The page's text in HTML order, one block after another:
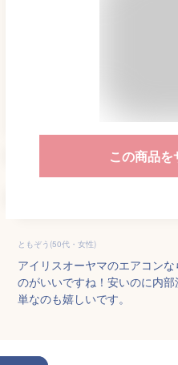
この商品
ともぞう(50代・女性)
アイリスオーヤマのエアコン
のがいいですね！安いのに内
単なのも嬉しいです。